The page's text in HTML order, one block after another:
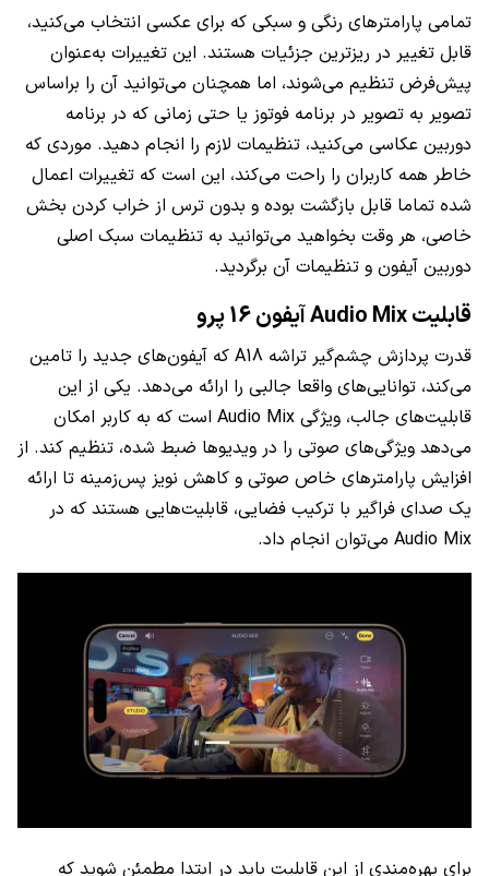
تمامی پارامترهای رنگی و سبکی که برای عکسی انتخاب می‌کنید،
قابل تغییر در ریزترین جزئیات هستند. این تغییرات به‌عنوان
پیش‌فرض تنظیم می‌شوند، اما همچنان می‌توانید آن را براساس
تصویر به تصویر در برنامه فوتوز یا حتی زمانی که در برنامه
دوربین عکاسی می‌کنید، تنظیمات لازم را انجام دهید. موردی که
خاطر همه کاربران را راحت می‌کند، این است که تغییرات اعمال
شده تماما قابل بازگشت بوده و بدون ترس از خراب کردن بخش
خاصی، هر وقت بخواهید می‌توانید به تنظیمات سبک اصلی
دوربین آیفون و تنظیمات آن برگردید.
قابلیت Audio Mix آیفون 16 پرو
قدرت پردازش چشم‌گیر تراشه A18 که آیفون‌های جدید را تامین
می‌کند، توانایی‌های واقعا جالبی را ارائه می‌دهد. یکی از این
قابلیت‌های جالب، ویژگی Audio Mix است که به کاربر امکان
می‌دهد ویژگی‌های صوتی را در ویدیوها ضبط شده، تنظیم کند. از
افزایش پارامترهای خاص صوتی و کاهش نویز پس‌زمینه تا ارائه
یک صدای فراگیر با ترکیب فضایی، قابلیت‌هایی هستند که در
Audio Mix می‌توان انجام داد.
برای بهره‌مندی از این قابلیت باید در ابتدا مطمئن شوید که